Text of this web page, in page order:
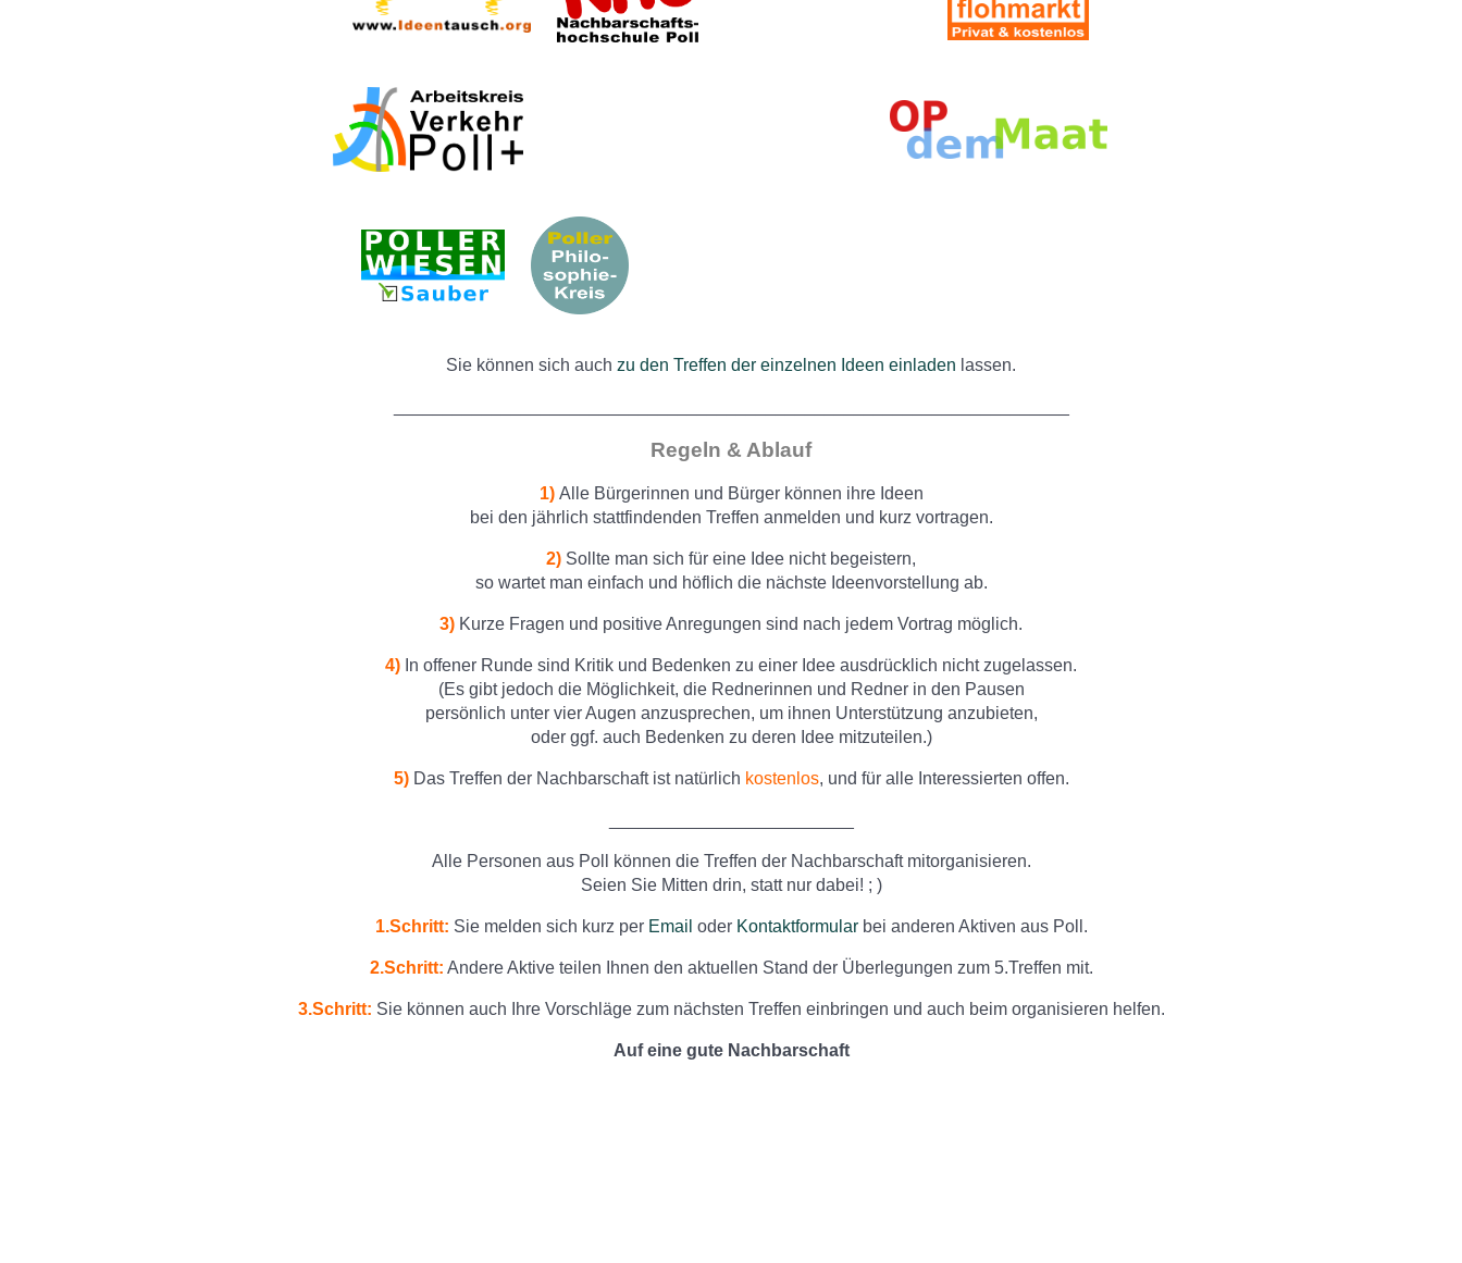
Sie können sich auch zu den Treffen der einzelnen Ideen einladen lassen.
Regeln & Ablauf
1) Alle Bürgerinnen und Bürger können ihre Ideen
bei den jährlich stattfindenden Treffen anmelden und kurz vortragen.
2) Sollte man sich für eine Idee nicht begeistern,
so wartet man einfach und höflich die nächste Ideenvorstellung ab.
3) Kurze Fragen und positive Anregungen sind nach jedem Vortrag möglich.
4) In offener Runde sind Kritik und Bedenken zu einer Idee ausdrücklich nicht zugelassen.
(Es gibt jedoch die Möglichkeit, die Rednerinnen und Redner in den Pausen
persönlich unter vier Augen anzusprechen, um ihnen Unterstützung anzubieten,
oder ggf. auch Bedenken zu deren Idee mitzuteilen.)
5) Das Treffen der Nachbarschaft ist natürlich kostenlos, und für alle Interessierten offen.
Alle Personen aus Poll können die Treffen der Nachbarschaft mitorganisieren.
Seien Sie Mitten drin, statt nur dabei! ; )
1.Schritt: Sie melden sich kurz per Email oder Kontaktformularbei anderen Aktiven aus Poll.
2.Schritt: Andere Aktive teilen Ihnen den aktuellen Stand der Überlegungen zum 5.Treffen mit.
3.Schritt: Sie können auch Ihre Vorschläge zum nächsten Treffen einbringen und auch beim organisieren helfen.
Auf eine gute Nachbarschaft